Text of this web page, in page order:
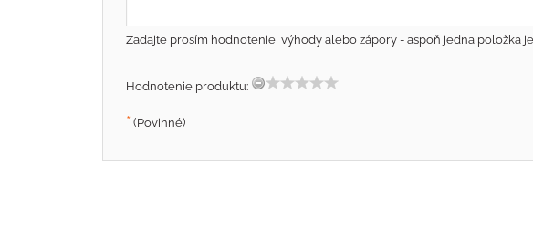
Zadajte prosím hodnotenie, výhody alebo zápory - aspoň jedna položka
Hodnotenie produktu:
* (Povinné)